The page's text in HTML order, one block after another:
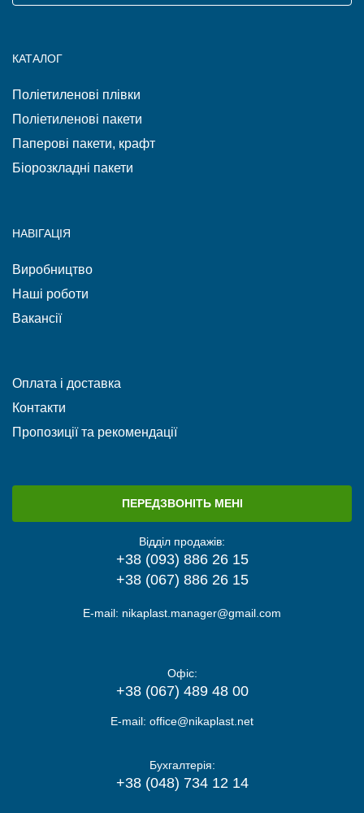
КАТАЛОГ
Поліетиленові плівки
Поліетиленові пакети
Паперові пакети, крафт
Біорозкладні пакети
НАВІГАЦІЯ
Виробництво
Наші роботи
Вакансії
Оплата і доставка
Контакти
Пропозиції та рекомендації
ПЕРЕДЗВОНІТЬ МЕНІ
Відділ продажів:
+38 (093) 886 26 15
+38 (067) 886 26 15
E-mail: nikaplast.manager@gmail.com
Офіс:
+38 (067) 489 48 00
E-mail: office@nikaplast.net
Бухгалтерія:
+38 (048) 734 12 14